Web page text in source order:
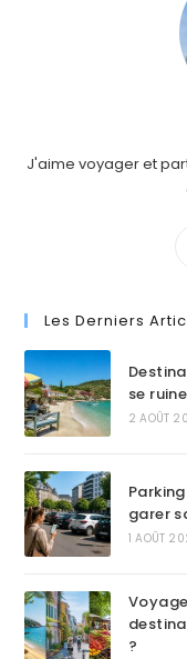
J'aime voyager et
Les Derniers
se
2 AOÛT
garer
1 AOÛT
?